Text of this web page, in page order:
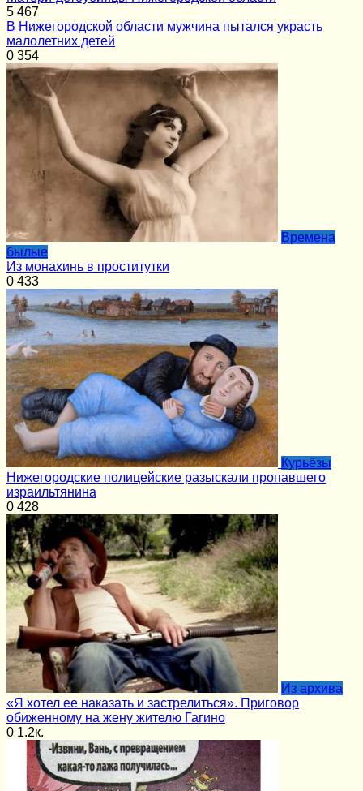
5 467
В Нижегородской области мужчина пытался украсть
малолетних детей
0 354
Времена
былые
Из монахинь в проститутки
0 433
Курьёзы
Нижегородские полицейские разыскали пропавшего
израильтянина
0 428
Из архива
«Я хотел ее наказать и застрелиться». Приговор
обиженному на жену жителю Гагино
0 1.2к.